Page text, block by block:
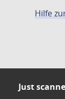
Hilfe
Just